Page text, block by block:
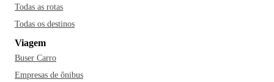
Todas as rotas
Todas os destinos
Viagem
Buser Carro
Empresas de ônibus